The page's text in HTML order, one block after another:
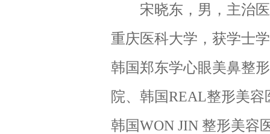
宋晓东，男，主治医
重庆医科大学，获学士
韩国郑东学心眼美鼻整
院、韩国REAL整形美
韩国WON JIN 整形美容